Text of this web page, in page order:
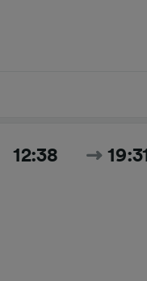
12:38 19:31